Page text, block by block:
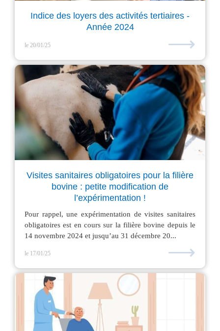
Indice des loyers des activités tertiaires -
Année 2024
le 20/01/25 ⟶
Visites sanitaires obligatoires pour la filière
bovine : petite modification de
l’expérimentation !
Pour rappel, une expérimentation de visites sanitaires
obligatoires est en cours sur la filière bovine depuis le
14 novembre 2024 et jusqu’au 31 décembre 20...
le 17/01/25 ⟶